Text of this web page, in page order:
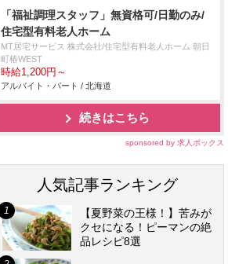
「福祉調理スタッフ」無資格可/日勤のみ/
住宅型有料老人ホーム
MT居宅サービス 株式会社/住宅型有料老人ホーム 朝日
町椿WEST
時給1,200円～
アルバイト・パート / 北海道
続きはこちら
sponsored by 求人ボックス
人気記事ランキング
【夏野菜の王様！】苦みが
クセになる！ピーマンの絶
品レシピ8選